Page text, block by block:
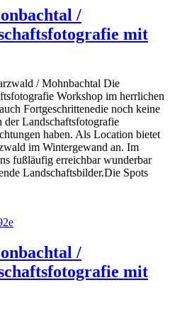
/
mit
/ Mohnbachtal Die
Workshop im herrlichen
Fortgeschrittenedie noch keine
der Landschaftsfotografie
haben. Als Location bietet
im Wintergewand an. Im
fußläufig erreichbar wunderbar
Landschaftsbilder.Die Spots
/
mit